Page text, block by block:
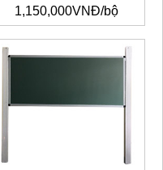
1,150,000VNĐ/bộ